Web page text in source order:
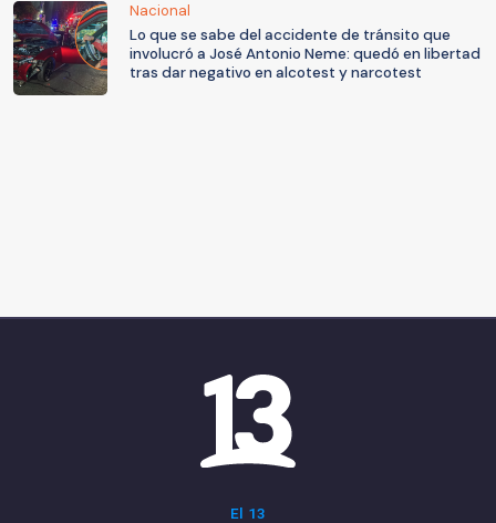
Nacional
Lo que se sabe del accidente de tránsito que
involucró a José Antonio Neme: quedó en libertad
tras dar negativo en alcotest y narcotest
El 13